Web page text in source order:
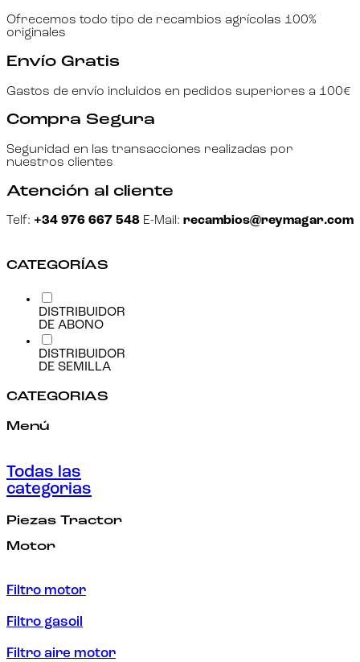
Ofrecemos todo tipo de recambios agrícolas 100%
originales
Envío Gratis
Gastos de envío incluidos en pedidos superiores a 100€
Compra Segura
Seguridad en las transacciones realizadas por
nuestros clientes
Atención al cliente
Telf: +34 976 667 548 E-Mail: recambios@reymagar.com
CATEGORÍAS
DISTRIBUIDOR
DE ABONO
DISTRIBUIDOR
DE SEMILLA
CATEGORIAS
Menú
Todas las
categorias
Piezas Tractor
Motor
Filtro motor
Filtro gasoil
Filtro aire motor